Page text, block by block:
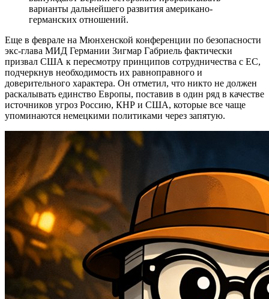
варианты дальнейшего развития американо-
германских отношений.
Еще в феврале на Мюнхенской конференции по безопасности
экс-глава МИД Германии Зигмар Габриель фактически
призвал США к пересмотру принципов сотрудничества с ЕС,
подчеркнув необходимость их равноправного и
доверительного характера. Он отметил, что никто не должен
раскалывать единство Европы, поставив в один ряд в качестве
источников угроз Россию, КНР и США, которые все чаще
упоминаются немецкими политиками через запятую.